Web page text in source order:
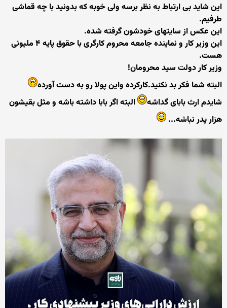
این شاید بی ارتباط به نظر برسه ولی خوبه که بدونید با چه قماشی
طرفیم.
این عکس از سایتهای خودشون گرفته شده.
این وزیر کار و نماینده جامعه محروم کارگری با حقوق پایه ۴ ملیونی
هست.
وزیر کار دولت سید محرومان!
البته شما فکر بد نکنید.کارکرده واین پولا رو به دست آورده
شایدم ارث بابای گداشه
البته اگر بابا داشته باشه و مثل بقیشون
هزار پدر نباشه...